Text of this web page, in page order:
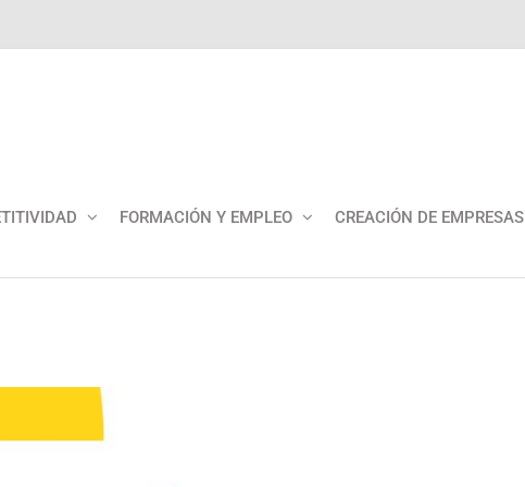
FORMACIÓN Y EMPLEO CREACIÓN DE EMPRESAS